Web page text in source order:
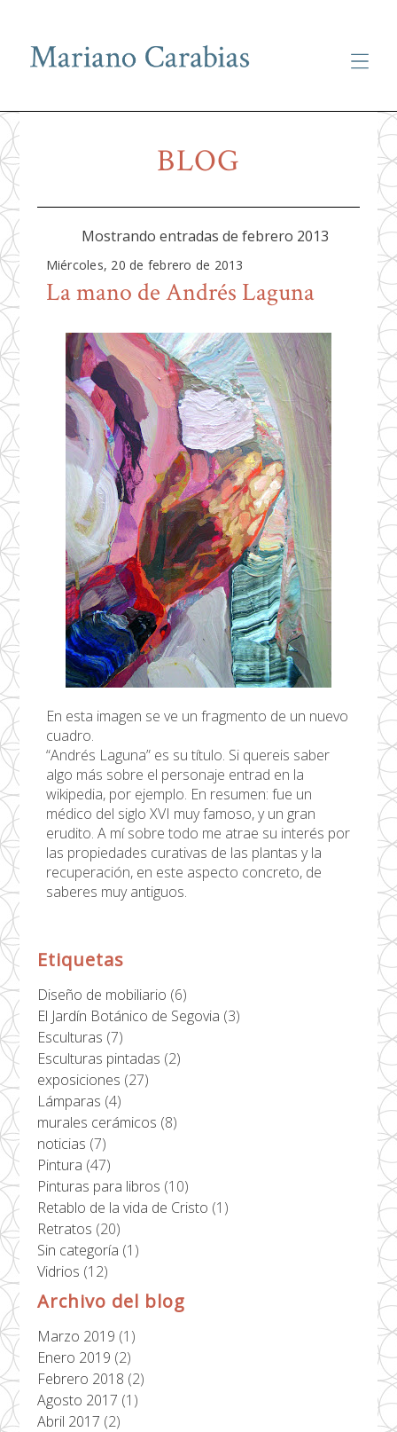
Skip
to
content
BLOG
Mostrando entradas de febrero 2013
Miércoles, 20 de febrero de 2013
La mano de Andrés Laguna
En esta imagen se ve un fragmento de un nuevo
cuadro.
“Andrés Laguna” es su título. Si quereis saber
algo más sobre el personaje entrad en la
wikipedia, por ejemplo. En resumen: fue un
médico del siglo XVI muy famoso, y un gran
erudito. A mí sobre todo me atrae su interés por
las propiedades curativas de las plantas y la
recuperación, en este aspecto concreto, de
saberes muy antiguos.
Etiquetas
Diseño de mobiliario (6)
El Jardín Botánico de Segovia (3)
Esculturas (7)
Esculturas pintadas (2)
exposiciones (27)
Lámparas (4)
murales cerámicos (8)
noticias (7)
Pintura (47)
Pinturas para libros (10)
Retablo de la vida de Cristo (1)
Retratos (20)
Sin categoría (1)
Vidrios (12)
Archivo del blog
Marzo 2019 (1)
Enero 2019 (2)
Febrero 2018 (2)
Agosto 2017 (1)
Abril 2017 (2)